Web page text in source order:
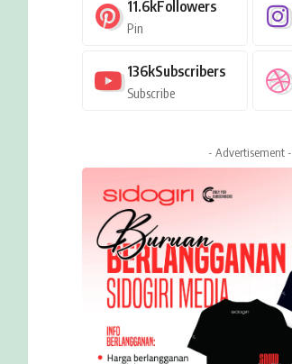
11.6kFollowers
Pin
136kSubscribers
Subscribe
- Advertisement -